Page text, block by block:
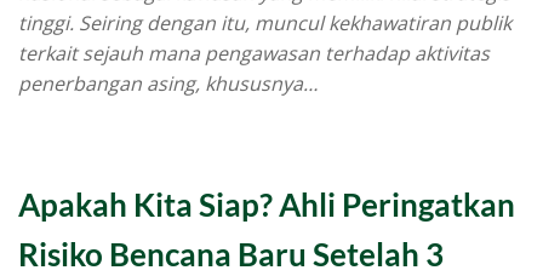
tinggi. Seiring dengan itu, muncul kekhawatiran publik
terkait sejauh mana pengawasan terhadap aktivitas
penerbangan asing, khususnya…
Apakah Kita Siap? Ahli Peringatkan
Risiko Bencana Baru Setelah 3